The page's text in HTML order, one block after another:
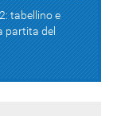
tabellino e
partita del